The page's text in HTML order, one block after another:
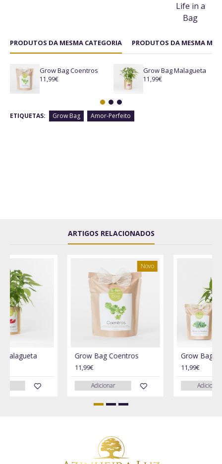
Life in a
Bag
PRODUTOS DA MESMA CATEGORIA PRODUTOS DA MESMA
Grow Bag Coentros
11,99€
Grow Bag Malagueta
11,99€
ETIQUETAS: Grow Bag Amor-Perfeito
ARTIGOS RELACIONADOS
Grow Bag Malagueta
Adicionar
Grow Bag Coentros
Adicionar